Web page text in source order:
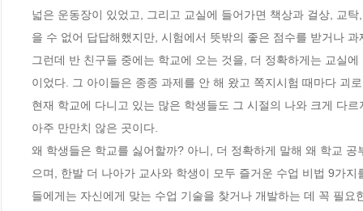
넓은 운동장이 있었고, 그리고 교실에 들어가면 책상과 걸상, 교
을 수 없어 답답해했지만, 시험에서 뜻밖의 좋은 점수를 받거나
그런데 반 친구들 중에는 학교에 오는 것을, 더 정확하게는 교실
이었다. 그 아이들은 종종 과제를 안 해 왔고 쪽지시험 때마다 괴
현재 학교에 다니고 있는 많은 학생들도 그 시절의 나와 크게 다
아주 만만치 않은 곳이다.
왜 학생들은 학교를 싫어할까? 아니, 더 정확하게 말해 왜 학교
으며, 한발 더 나아가 교사와 학생이 모두 즐거운 수업 비법 9가
들에게는 자신에게 맞는 수업 기술을 찾거나 개발하는 데 꼭 필